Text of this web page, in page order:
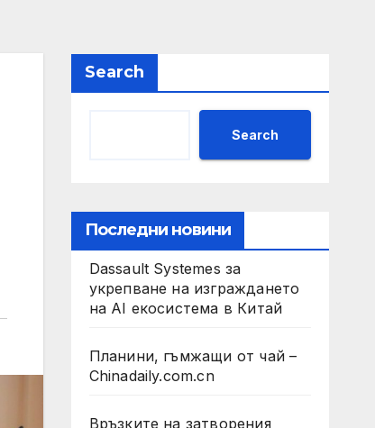
Search
Search
Последни новини
Dassault Systemes за
укрепване на изграждането
на AI екосистема в Китай
Планини, гъмжащи от чай –
Chinadaily.com.cn
Връзките на затворения